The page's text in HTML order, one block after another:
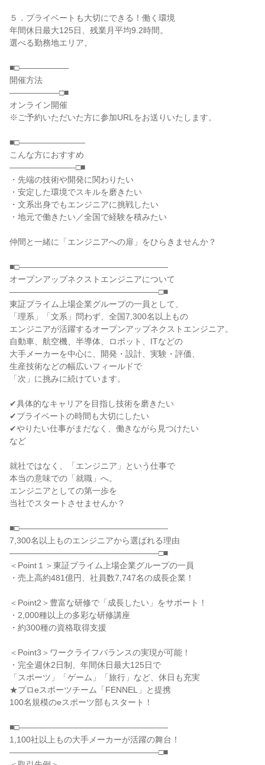
５．プライベートも大切にできる！働く環境
年間休日最大125日、残業月平均9.2時間。
選べる勤務地エリア。
■□――――――
開催方法
――――――□■
オンライン開催
※ご予約いただいた方に参加URLをお送りいたします。
■□――――――――
こんな方におすすめ
――――――――□■
・先端の技術や開発に関わりたい
・安定した環境でスキルを磨きたい
・文系出身でもエンジニアに挑戦したい
・地元で働きたい／全国で経験を積みたい
仲間と一緒に「エンジニアへの扉」をひらきませんか？
■□――――――――――――――――――
オープンアップネクストエンジニアについて
――――――――――――――――――□■
東証プライム上場企業グループの一員として、
「理系」「文系」問わず、全国7,300名以上もの
エンジニアが活躍するオープンアップネクストエンジニア。
自動車、航空機、半導体、ロボット、ITなどの
大手メーカーを中心に、開発・設計、実験・評価、
生産技術などの幅広いフィールドで
「次」に挑みに続けています。
✔具体的なキャリアを目指し技術を磨きたい
✔プライベートの時間も大切にしたい
✔やりたい仕事がまだなく、働きながら見つけたい
など
就社ではなく、「エンジニア」という仕事で
本当の意味での「就職」へ。
エンジニアとしての第一歩を
当社でスタートさせませんか？
■□――――――――――――――――――
7,300名以上ものエンジニアから選ばれる理由
――――――――――――――――――□■
＜Point１＞東証プライム上場企業グループの一員
・売上高約481億円、社員数7,747名の成長企業！
＜Point2＞豊富な研修で「成長したい」をサポート！
・2,000種以上の多彩な研修講座
・約300種の資格取得支援
＜Point3＞ワークライフバランスの実現が可能！
・完全週休2日制、年間休日最大125日で
「スポーツ」「ゲーム」「旅行」など、休日も充実
★プロeスポーツチーム「FENNEL」と提携
100名規模のeスポーツ部もスタート！
■□――――――――――――――――――
1,100社以上もの大手メーカーが活躍の舞台！
――――――――――――――――――□■